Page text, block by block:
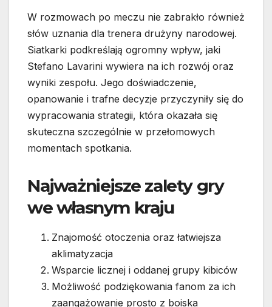
W rozmowach po meczu nie zabrakło również
słów uznania dla trenera drużyny narodowej.
Siatkarki podkreślają ogromny wpływ, jaki
Stefano Lavarini wywiera na ich rozwój oraz
wyniki zespołu. Jego doświadczenie,
opanowanie i trafne decyzje przyczyniły się do
wypracowania strategii, która okazała się
skuteczna szczególnie w przełomowych
momentach spotkania.
Najważniejsze zalety gry
we własnym kraju
Znajomość otoczenia oraz łatwiejsza
aklimatyzacja
Wsparcie licznej i oddanej grupy kibiców
Możliwość podziękowania fanom za ich
zaangażowanie prosto z boiska